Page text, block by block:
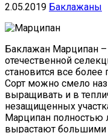
2.05.2019 Баклажаны
Баклажан Марципан
отечественной
становится все
Сорт можно смело
выращивать и в
незащищенных
Марципан полностью
вырастают